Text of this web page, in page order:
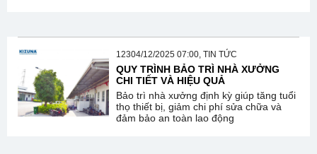
12304/12/2025 07:00, TIN TỨC
QUY TRÌNH BẢO TRÌ NHÀ XƯỞNG
CHI TIẾT VÀ HIỆU QUẢ
Bảo trì nhà xưởng định kỳ giúp tăng tuổi
thọ thiết bị, giảm chi phí sửa chữa và
đảm bảo an toàn lao động